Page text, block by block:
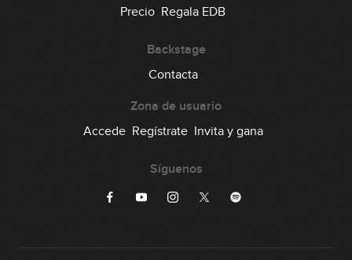
Precio Regala EDB
Backstage
Contacta
Zona de usuario
Accede Regístrate Invita y gana
Síguenos